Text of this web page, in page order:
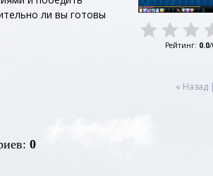
ли вы готовы
Рейтинг: 0.0/
« Назад
: 0